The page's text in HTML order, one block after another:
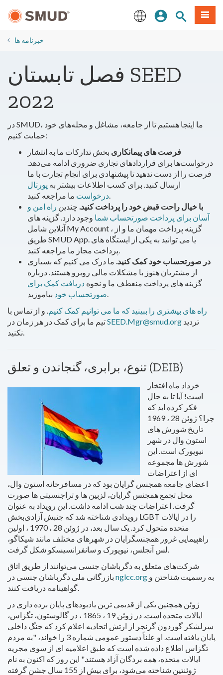
اصلی
ورودسایتمنو
خبرنامه ها
فصل تابستان SEED
2022
در SMUD، ما اینجا هستیم تا از جامعه، مشاغل و محله‌های خود
حمایت کنیم:
فرصت های پیمانکاری بخش تدارکات ما به انتشار
درخواست‌ها برای قراردادهای تجاری ضروری ادامه می‌دهد.
فرصت را از دست ندهید تا پیشنهادی برای انجام تجارت با ما
ارسال کنید. برای کسب اطلاعات بیشتر به پورتال
درخواستما مراجعه کنید.
با خیال راحت قبض خود را پرداخت کنید. چندین راه امن و
آسان برای پرداخت صورتحساب شما وجود دارد. گزینه های
آنلاین شامل My Account ، گزینه پرداخت مهمان ما و از
طریق SMUD App. یا می توانید به یکی از ایستگاه های
پرداخت مجاز ما مراجعه کنید.
در صورتحساب خود کمک کنید. ما درک می کنیم که بسیاری
از مشتریان هنوز با مشکلات مالی روبرو هستند. درباره
گزینه های پرداخت منعطف ما و نحوه دریافت کمک برای
صورتحساب خودبیاموزید.
راه های بیشتری را ببینید که ما می توانیم کمک کنیم. و از تماس با
SEED.Mgr@smud.org
نکنید.
تنوع، برابری، گنجاندن و تعلق (DEIB)
خرداد ماه افتخار
است! آیا تا به حال
فکر کرده اید که
چرا؟ ژوئن 28 ، 1969
تاریخ شورش های
استون وال در شهر
نیویورک است. این
شورش ها مجموعه
ای از اعتراضات
اعضای جامعه همجنس گرایان بود که در مسافرخانه استون وال،
محل تجمع همجنس گرایان، لزبین ها و تراجنسیتی ها صورت
گرفت. اعتراضات چند شب ادامه داشت. این رویداد به عنوان
رویدادی شناخته شد که جنبش آزادی‌بخش LGBT را در ایالات
متحده متحول کرد. یک سال بعد، در ژوئن 28 ، 1970 ، اولین
راهپیمایی غرور همجنسگرایان در شهرهای مختلف مانند شیکاگو،
لس آنجلس، نیویورک و سانفرانسیسکو شکل گرفت.
شرکت‌های متعلق به دگرباشان جنسی می‌توانند از طریق اتاق
nglcc.org
گواهینامه دریافت کنند.
ژوئن همچنین یکی از قدیمی ترین یادبودهای پایان برده داری در
ایالات متحده است. در ژوئن 19 ، 1865 ، در گالوستون، تگزاس،
سرلشکر گوردون گرنجر از ارتش اتحادیه اعلام کرد که جنگ داخلی
پایان یافته است. او علناً دستور عمومی شماره 3 را خواند، "به مردم
تگزاس اطلاع داده شده است که طبق اعلامیه ای از سوی مجریه
ایالات متحده، همه بردگان آزاد هستند." این روز که اکنون به نام
ژوئنتین شناخته می‌شود، برای بیش از 155 سال جشن گرفته